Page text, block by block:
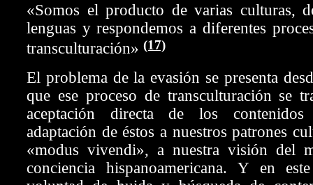
«Somos el producto de varias culturas,
lenguas y respondemos a diferentes
transculturación» (17)
El problema de la evasión se presenta
que ese proceso de transculturación se
aceptación directa de los contenidos
adaptación de éstos a nuestros patrones
«modus vivendi», a nuestra visión del
conciencia hispanoamericana. Y en